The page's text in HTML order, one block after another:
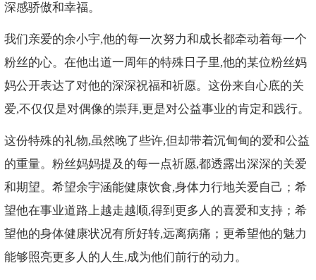
深感骄傲和幸福。
我们亲爱的余小宇,他的每一次努力和成长都牵动着每一个
粉丝的心。在他出道一周年的特殊日子里,他的某位粉丝妈
妈公开表达了对他的深深祝福和祈愿。这份来自心底的关
爱,不仅仅是对偶像的崇拜,更是对公益事业的肯定和践行。
这份特殊的礼物,虽然晚了些许,但却带着沉甸甸的爱和公益
的重量。粉丝妈妈提及的每一点祈愿,都透露出深深的关爱
和期望。希望余宇涵能健康饮食,身体力行地关爱自己；希
望他在事业道路上越走越顺,得到更多人的喜爱和支持；希
望他的身体健康状况有所好转,远离病痛；更希望他的魅力
能够照亮更多人的人生,成为他们前行的动力。